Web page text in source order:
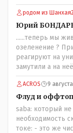
необходимо
разобраться
население
родом из
Юрий
......теперь мы
озеленение ?
реагируют на
замутили а на
наивысший
сносить
вот господин
бы по
ликвидировано
ACROS 9
Флуд и
saba: который не
необходимость
токе: - это же